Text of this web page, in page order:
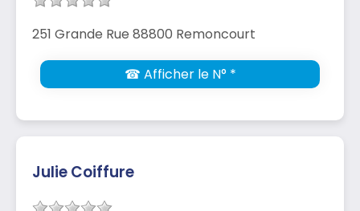
251 Grande Rue 88800 Remoncourt
☎ Afficher le N° *
Julie Coiffure